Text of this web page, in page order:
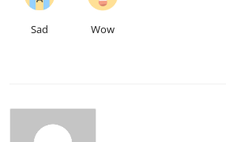
Sad Wow